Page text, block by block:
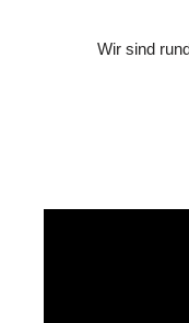
Wir sind